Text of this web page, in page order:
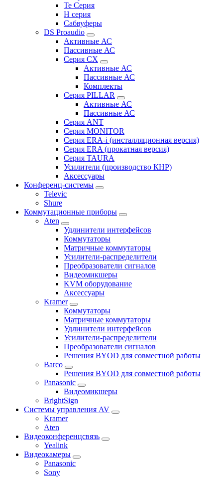
Te Серия
H серия
Сабвуферы
DS Proaudio
Активные АС
Пассивные АС
Серия CX
Активные АС
Пассивные АС
Комплекты
Серия PILLAR
Активные АС
Пассивные АС
Серия ANT
Серия MONITOR
Серия ERA-i (инсталляционная версия)
Серия ERA (прокатная версия)
Серия TAURA
Усилители (производство КНР)
Аксессуары
Конференц-системы
Televic
Shure
Коммутационные приборы
Aten
Удлинители интерфейсов
Коммутаторы
Матричные коммутаторы
Усилители-распределители
Преобразователи сигналов
Видеомикшеры
KVM оборудование
Аксессуары
Kramer
Коммутаторы
Матричные коммутаторы
Удлинители интерфейсов
Усилители-распределители
Преобразователи сигналов
Решения BYOD для совместной работы
Barco
Решения BYOD для совместной работы
Panasonic
Видеомикшеры
BrightSign
Системы управления AV
Kramer
Aten
Видеоконференцсвязь
Yealink
Видеокамеры
Panasonic
Sony